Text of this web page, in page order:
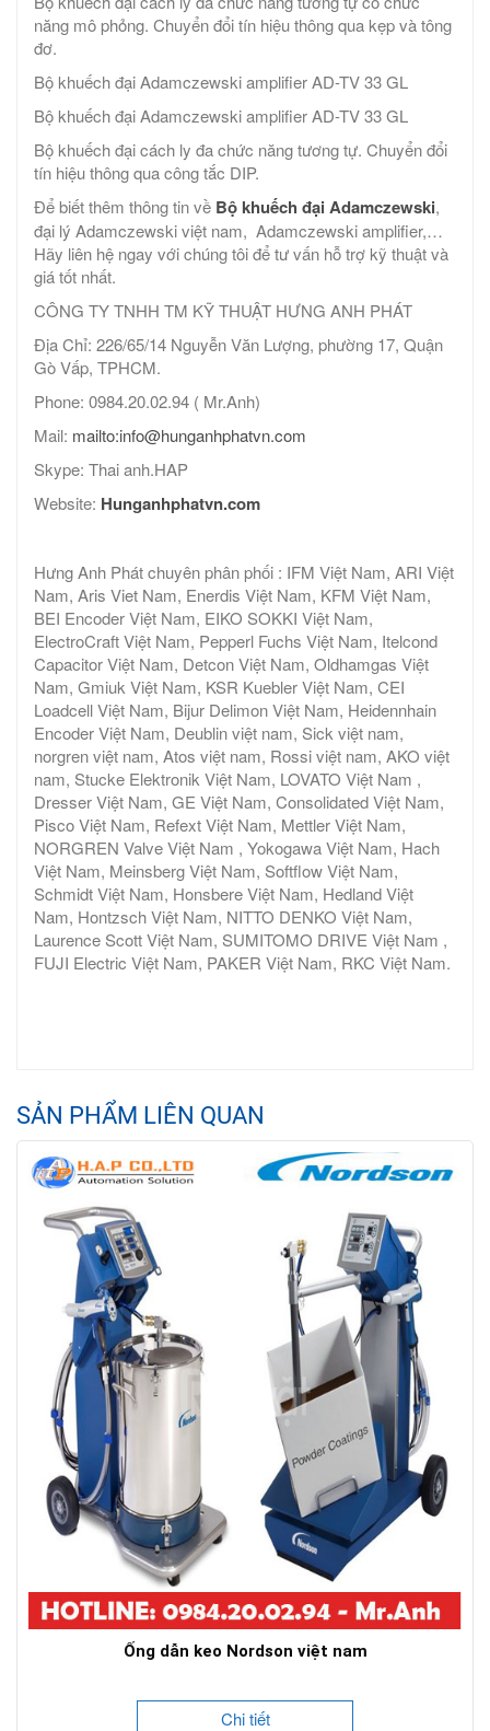
năng mô phỏng. Chuyển đổi tín hiệu thông qua kẹp và tông
đơ.
Bộ khuếch đại Adamczewski amplifier AD-TV 33 GL
Bộ khuếch đại Adamczewski amplifier AD-TV 33 GL
Bộ khuếch đại cách ly đa chức năng tương tự. Chuyển đổi
tín hiệu thông qua công tắc DIP.
Để biết thêm thông tin về Bộ khuếch đại Adamczewski,
đại lý Adamczewski việt nam, Adamczewski amplifier,…
Hãy liên hệ ngay với chúng tôi để tư vấn hỗ trợ kỹ thuật và
giá tốt nhất.
CÔNG TY TNHH TM KỸ THUẬT HƯNG ANH PHÁT
Địa Chỉ: 226/65/14 Nguyễn Văn Lượng, phường 17, Quận
Gò Vấp, TPHCM.
Phone: 0984.20.02.94 ( Mr.Anh)
Mail: mailto:info@hunganhphatvn.com
Skype: Thai anh.HAP
Website: Hunganhphatvn.com
Hưng Anh Phát chuyên phân phối : IFM Việt Nam, ARI Việt
Nam, Aris Viet Nam, Enerdis Việt Nam, KFM Việt Nam,
BEI Encoder Việt Nam, EIKO SOKKI Việt Nam,
ElectroCraft Việt Nam, Pepperl Fuchs Việt Nam, Itelcond
Capacitor Việt Nam, Detcon Việt Nam, Oldhamgas Việt
Nam, Gmiuk Việt Nam, KSR Kuebler Việt Nam, CEI
Loadcell Việt Nam, Bijur Delimon Việt Nam, Heidennhain
Encoder Việt Nam, Deublin việt nam, Sick việt nam,
norgren việt nam, Atos việt nam, Rossi việt nam, AKO việt
nam, Stucke Elektronik Việt Nam, LOVATO Việt Nam ,
Dresser Việt Nam, GE Việt Nam, Consolidated Việt Nam,
Pisco Việt Nam, Refext Việt Nam, Mettler Việt Nam,
NORGREN Valve Việt Nam , Yokogawa Việt Nam, Hach
Việt Nam, Meinsberg Việt Nam, Softflow Việt Nam,
Schmidt Việt Nam, Honsbere Việt Nam, Hedland Việt
Nam, Hontzsch Việt Nam, NITTO DENKO Việt Nam,
Laurence Scott Việt Nam, SUMITOMO DRIVE Việt Nam ,
FUJI Electric Việt Nam, PAKER Việt Nam, RKC Việt Nam.
SẢN PHẨM LIÊN QUAN
Ống dẫn keo Nordson việt nam
Chi tiết